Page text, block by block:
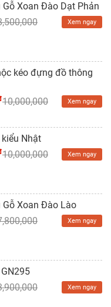
Gỗ Xoan Đào Dạt Phản
Xem ngay
kéo đựng đồ thông
10,000,000 Xem ngay
Nhật
10,000,000 Xem ngay
Gỗ Xoan Đào Lào
Xem ngay
Xem ngay